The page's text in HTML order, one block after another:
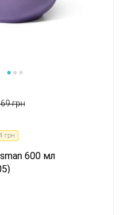
грн
грн
600 мл